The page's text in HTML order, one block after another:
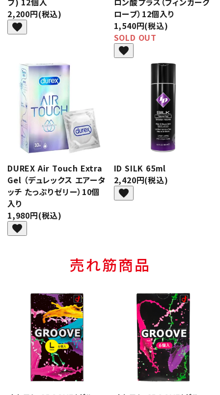
2,200円(税込)
favorite
ローブ）12個入り
1,540円(税込)
SOLD OUT
favorite
DUREX Air Touch Extra
Gel （デュレックス エアータ
ッチ たっぷりゼリー）10個
入り
1,980円(税込)
favorite
ID SILK 65ml
2,420円(税込)
favorite
売れ筋商品